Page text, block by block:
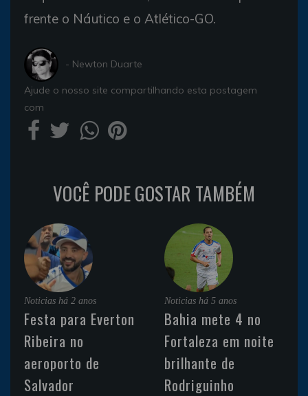
frente o Náutico e o Atlético-GO.
- Newton Duarte
Ajude o nosso site compartilhando esta postagem
com
VOCÊ PODE GOSTAR TAMBÉM
Noticias há 2 anos
Festa para Everton
Ribeira no
aeroporto de
Salvador
Noticias há 5 anos
Bahia mete 4 no
Fortaleza em noite
brilhante de
Rodriguinho